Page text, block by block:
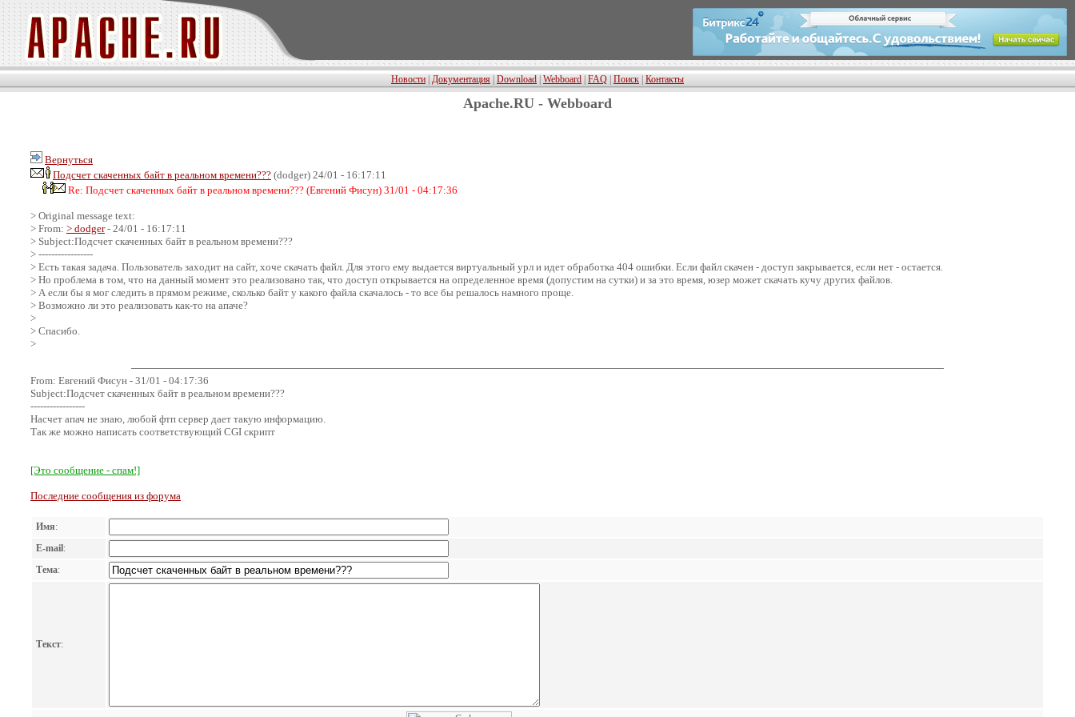
Новости Документация Download Webboard FAQ Поиск Контакты
Apache.RU - Webboard
Вернуться
Подсчет скаченных байт в реальном времени??? (dodger) 24/01 - 16:17:11
Re: Подсчет скаченных байт в реальном времени??? (Евгений Фисун) 31/01 - 04:17:36
> Original message text:
> From: > dodger- 24/01 - 16:17:11
> Subject:Подсчет скаченных байт в реальном времени???
> -----------------
> Есть такая задача. Пользователь заходит на сайт, хоче скачать файл. Для этого ему выдается виртуальный урл и идет обработка 404 ошибки. Если файл скачен - доступ закрывается, если нет - остается.
> Но проблема в том, что на данный момент это реализовано так, что доступ открывается на определенное время (допустим на сутки) и за это время, юзер может скачать кучу других файлов.
> А если бы я мог следить в прямом режиме, сколько байт у какого файла скачалось - то все бы решалось намного проще.
> Возможно ли это реализовать как-то на апаче?
>
> Спасибо.
>
From: Евгений Фисун - 31/01 - 04:17:36
Subject:Подсчет скаченных байт в реальном времени???
-----------------
Насчет апач не знаю, любой фтп сервер дает такую информацию.
Так же можно написать соответствующий CGI скрипт
[Это сообщение - спам!]
Последние сообщения из форума
Имя:
E-mail:
Тема:
Текст: